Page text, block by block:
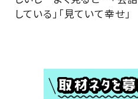
している」「見ていて幸せ」